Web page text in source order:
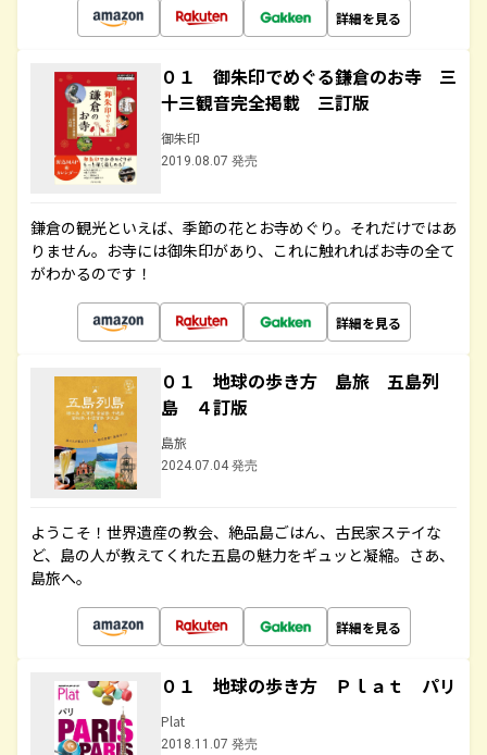
詳細を見る
０１ 御朱印でめぐる鎌倉のお寺 三
十三観音完全掲載 三訂版
御朱印
2019.08.07 発売
鎌倉の観光といえば、季節の花とお寺めぐり。それだけではあ
りません。お寺には御朱印があり、これに触れればお寺の全て
がわかるのです！
詳細を見る
０１ 地球の歩き方 島旅 五島列
島 ４訂版
島旅
2024.07.04 発売
ようこそ！世界遺産の教会、絶品島ごはん、古民家ステイな
ど、島の人が教えてくれた五島の魅力をギュッと凝縮。さあ、
島旅へ。
詳細を見る
０１ 地球の歩き方 Ｐｌａｔ パリ
Plat
2018.11.07 発売